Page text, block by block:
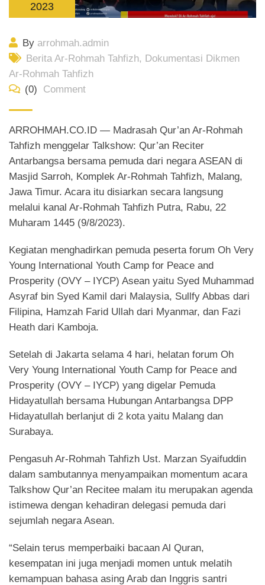
2023
By arrohmah.admin
Berita Ar-Rohmah Tahfizh, Dokumentasi Dikmen
Ar-Rohmah Tahfizh
(0)
Comment
ARROHMAH.CO.ID — Madrasah Qur’an Ar-Rohmah
Tahfizh menggelar Talkshow: Qur’an Reciter
Antarbangsa bersama pemuda dari negara ASEAN di
Masjid Sarroh, Komplek Ar-Rohmah Tahfizh, Malang,
Jawa Timur. Acara itu disiarkan secara langsung
melalui kanal Ar-Rohmah Tahfizh Putra, Rabu, 22
Muharam 1445 (9/8/2023).
Kegiatan menghadirkan pemuda peserta forum Oh Very
Young International Youth Camp for Peace and
Prosperity (OVY – IYCP) Asean yaitu Syed Muhammad
Asyraf bin Syed Kamil dari Malaysia, Sullfy Abbas dari
Filipina, Hamzah Farid Ullah dari Myanmar, dan Fazi
Heath dari Kamboja.
Setelah di Jakarta selama 4 hari, helatan forum Oh
Very Young International Youth Camp for Peace and
Prosperity (OVY – IYCP) yang digelar Pemuda
Hidayatullah bersama Hubungan Antarbangsa DPP
Hidayatullah berlanjut di 2 kota yaitu Malang dan
Surabaya.
Pengasuh Ar-Rohmah Tahfizh Ust. Marzan Syaifuddin
dalam sambutannya menyampaikan momentum acara
Talkshow Qur’an Recitee malam itu merupakan agenda
istimewa dengan kehadiran delegasi pemuda dari
sejumlah negara Asean.
“Selain terus memperbaiki bacaan Al Quran,
kesempatan ini juga menjadi momen untuk melatih
kemampuan bahasa asing Arab dan Inggris santri